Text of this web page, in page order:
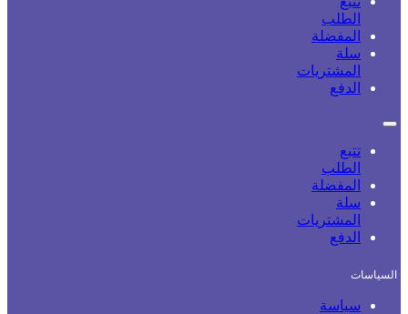
الطلب
المفضلة
سلة
المشتريات
الدفع
تتبع
الطلب
المفضلة
سلة
المشتريات
الدفع
السياسات
سياسة